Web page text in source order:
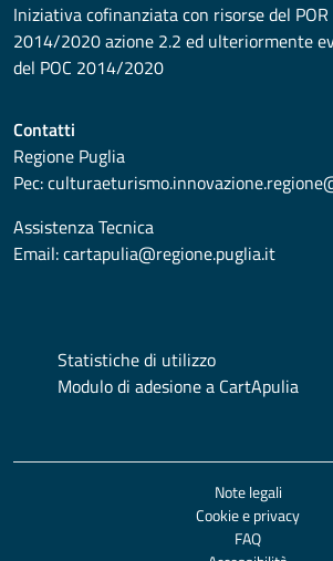
Iniziativa cofinanziata con risorse del POR
2014/2020 azione 2.2 ed ulteriormente
del POC 2014/2020
Contatti
Regione Puglia
Pec:
Assistenza Tecnica
Email:cartapulia@regione.puglia.it
Statistiche di utilizzo
Modulo di adesione a CartApulia
Note legali
Cookie e privacy
FAQ